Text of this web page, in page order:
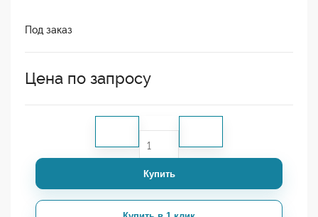
Под заказ
Цена по запросу
Купить